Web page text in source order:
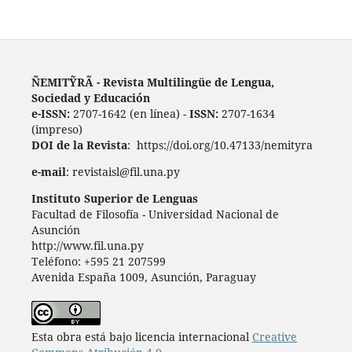
ÑEMITỸRÃ - Revista Multilingüe de Lengua,
Sociedad y Educación
e-ISSN:2707-1642 (en línea) - ISSN:2707-1634
(impreso)
DOI de la Revista: https://doi.org/10.47133/nemityra
e-mail: revistaisl@fil.una.py
Instituto Superior de Lenguas
Facultad de Filosofía - Universidad Nacional de
Asunción
http://www.fil.una.py
Teléfono: +595 21 207599
Avenida España 1009, Asunción, Paraguay
Esta obra está bajo licencia internacional Creative